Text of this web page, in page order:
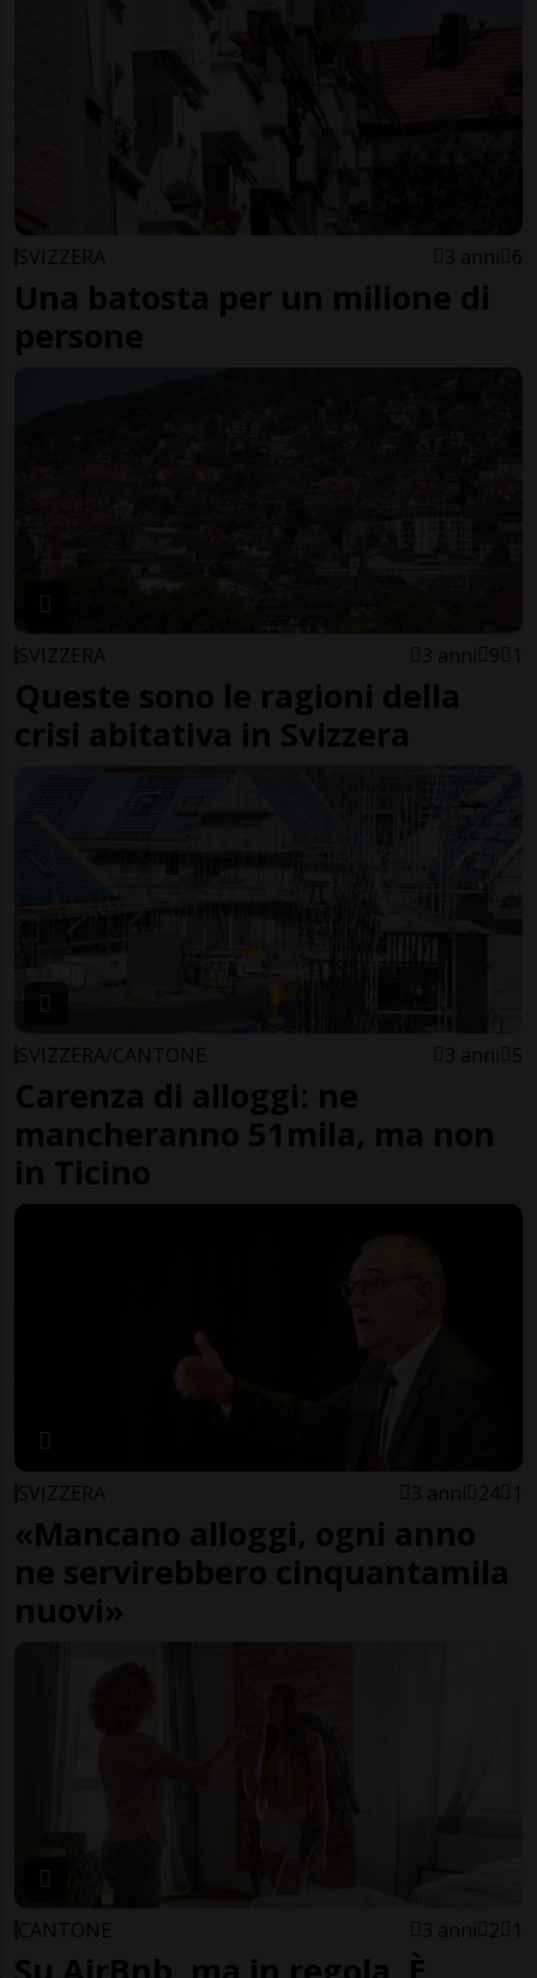
SVIZZERA 3 anni 6
Una batosta per un milione di
persone
SVIZZERA 3 anni 9 1
Queste sono le ragioni della
crisi abitativa in Svizzera
SVIZZERA/CANTONE 3 anni 5
Carenza di alloggi: ne
mancheranno 51mila, ma non
in Ticino
SVIZZERA 3 anni 24 1
«Mancano alloggi, ogni anno
ne servirebbero cinquantamila
nuovi»
CANTONE 3 anni 2 1